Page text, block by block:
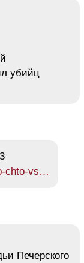
убийц
chto-vs…
Печерского